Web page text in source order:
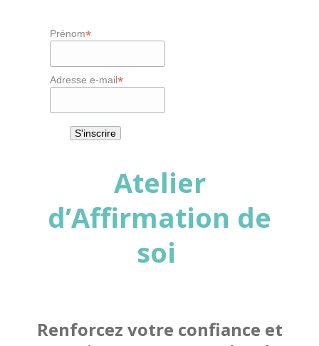
Prénom*
Adresse e-mail*
Atelier
d’Affirmation de
soi
Renforcez votre confiance et